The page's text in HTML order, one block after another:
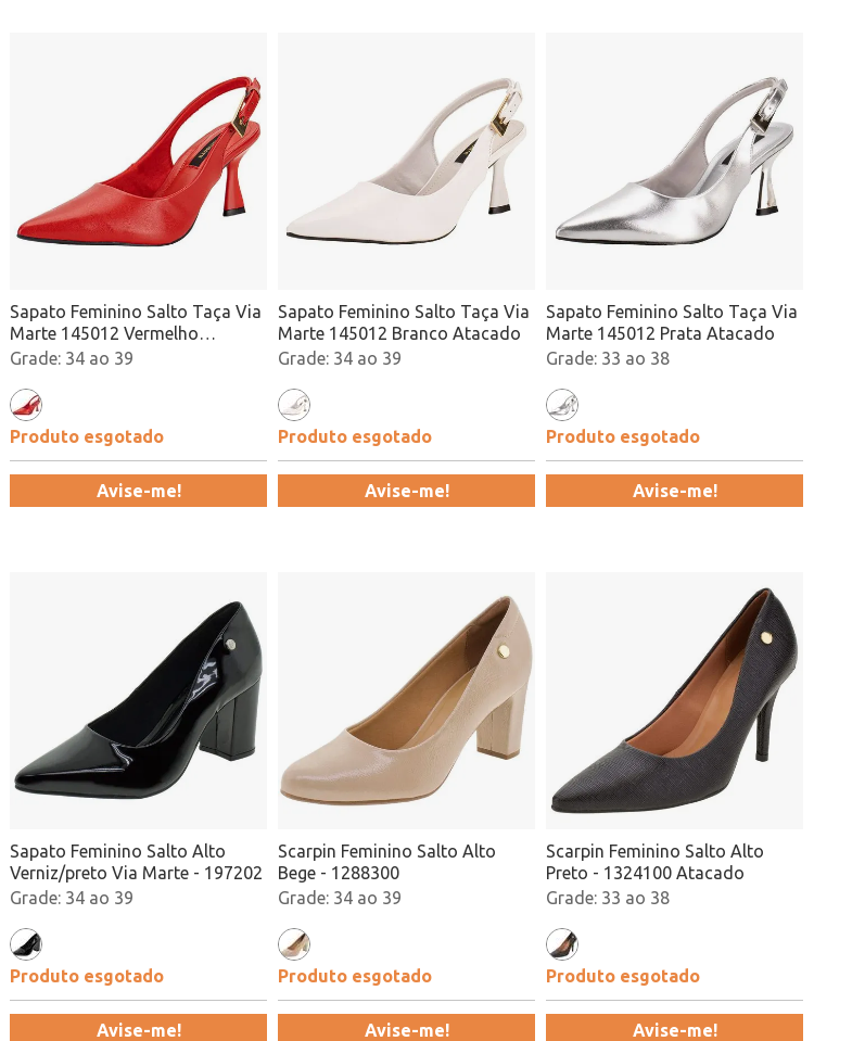
Sapato Feminino Salto Taça Via
Marte 145012 Vermelho
Atacado34 ao 39
Produto esgotado
Avise-me!
Sapato Feminino Salto Taça Via
Marte 145012 Branco Atacado
34 ao 39
Produto esgotado
Avise-me!
Sapato Feminino Salto Taça Via
Marte 145012 Prata Atacado
33 ao 38
Produto esgotado
Avise-me!
Sapato Feminino Salto Alto
Verniz/preto Via Marte - 197202
34 ao 39
Produto esgotado
Avise-me!
Scarpin Feminino Salto Alto
Bege - 1288300
34 ao 39
Produto esgotado
Avise-me!
Scarpin Feminino Salto Alto
Preto - 1324100 Atacado
33 ao 38
Produto esgotado
Avise-me!